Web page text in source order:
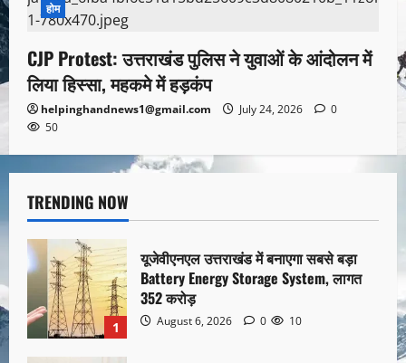
होम
CJP Protest: उत्तराखंड पुलिस ने युवाओं के आंदोलन में
लिया हिस्सा, महकमे में हड़कंप
helpinghandnews1@gmail.com July 24, 2026
0
50
TRENDING NOW
1
यूजेवीएनएल उत्तराखंड में बनाएगा सबसे बड़ा
Battery Energy Storage System, लागत
352 करोड़
August 6, 2026 0 10